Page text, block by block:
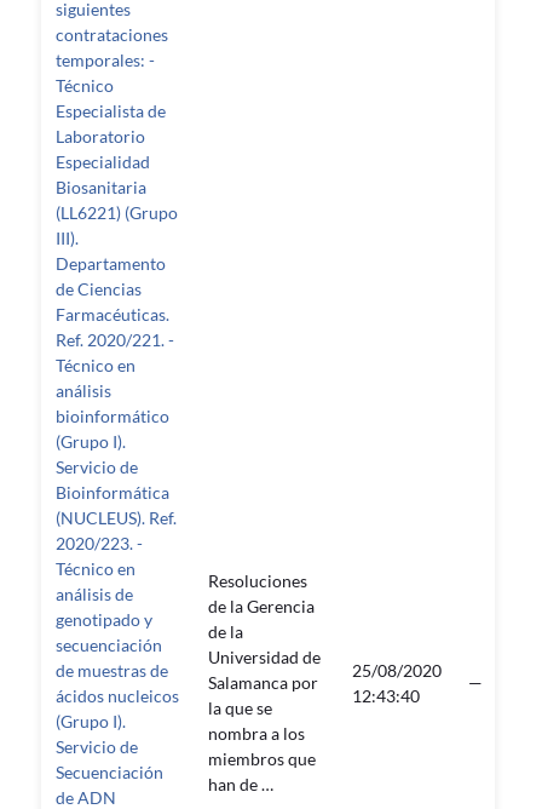
siguientes
contrataciones
temporales: -
Técnico
Especialista de
Laboratorio
Especialidad
Biosanitaria
(LL6221) (Grupo
III).
Departamento
de Ciencias
Farmacéuticas.
Ref. 2020/221. -
Técnico en
análisis
bioinformático
(Grupo I).
Servicio de
Bioinformática
(NUCLEUS). Ref.
2020/223. -
Técnico en
análisis de
genotipado y
secuenciación
de muestras de
ácidos nucleicos
(Grupo I).
Servicio de
Secuenciación
de ADN
Resoluciones
de la Gerencia
de la
Universidad de
Salamanca por
la que se
nombra a los
miembros que
han de …
25/08/2020
12:43:40
—